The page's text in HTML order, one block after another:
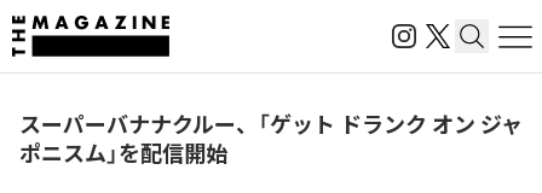
スーパーバナナクルー、「ゲット ドランク オン ジャ
ポニスム」を配信開始